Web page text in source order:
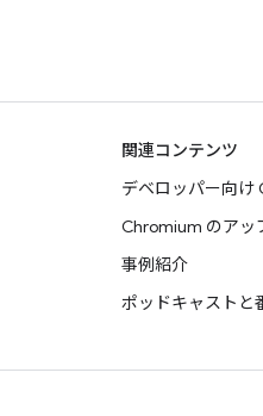
関連コンテンツ
デベロッパー向け
Chromium のアッ
事例紹介
ポッドキャストと